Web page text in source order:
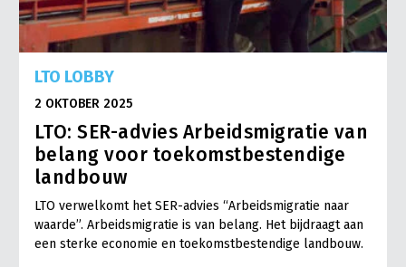
LTO LOBBY
2 OKTOBER 2025
LTO: SER-advies Arbeidsmigratie van
belang voor toekomstbestendige
landbouw
LTO verwelkomt het SER-advies “Arbeidsmigratie naar
waarde”. Arbeidsmigratie is van belang. Het bijdraagt aan
een sterke economie en toekomstbestendige landbouw.